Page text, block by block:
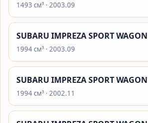
1493 см³ · 2003.09
SUBARU IMPREZA SPORT
1994 см³ · 2003.09
SUBARU IMPREZA SPORT
1994 см³ · 2002.11